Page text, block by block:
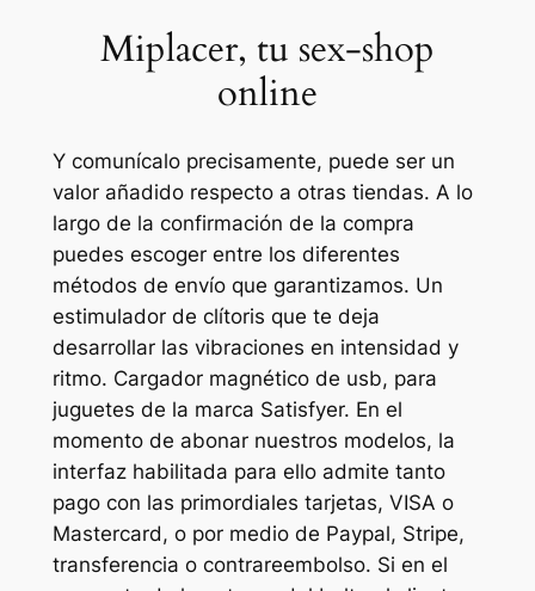
Miplacer, tu sex-shop
online
Y comunícalo precisamente, puede ser un
valor añadido respecto a otras tiendas. A lo
largo de la confirmación de la compra
puedes escoger entre los diferentes
métodos de envío que garantizamos. Un
estimulador de clítoris que te deja
desarrollar las vibraciones en intensidad y
ritmo. Cargador magnético de usb, para
juguetes de la marca Satisfyer. En el
momento de abonar nuestros modelos, la
interfaz habilitada para ello admite tanto
pago con las primordiales tarjetas, VISA o
Mastercard, o por medio de Paypal, Stripe,
transferencia o contrareembolso. Si en el